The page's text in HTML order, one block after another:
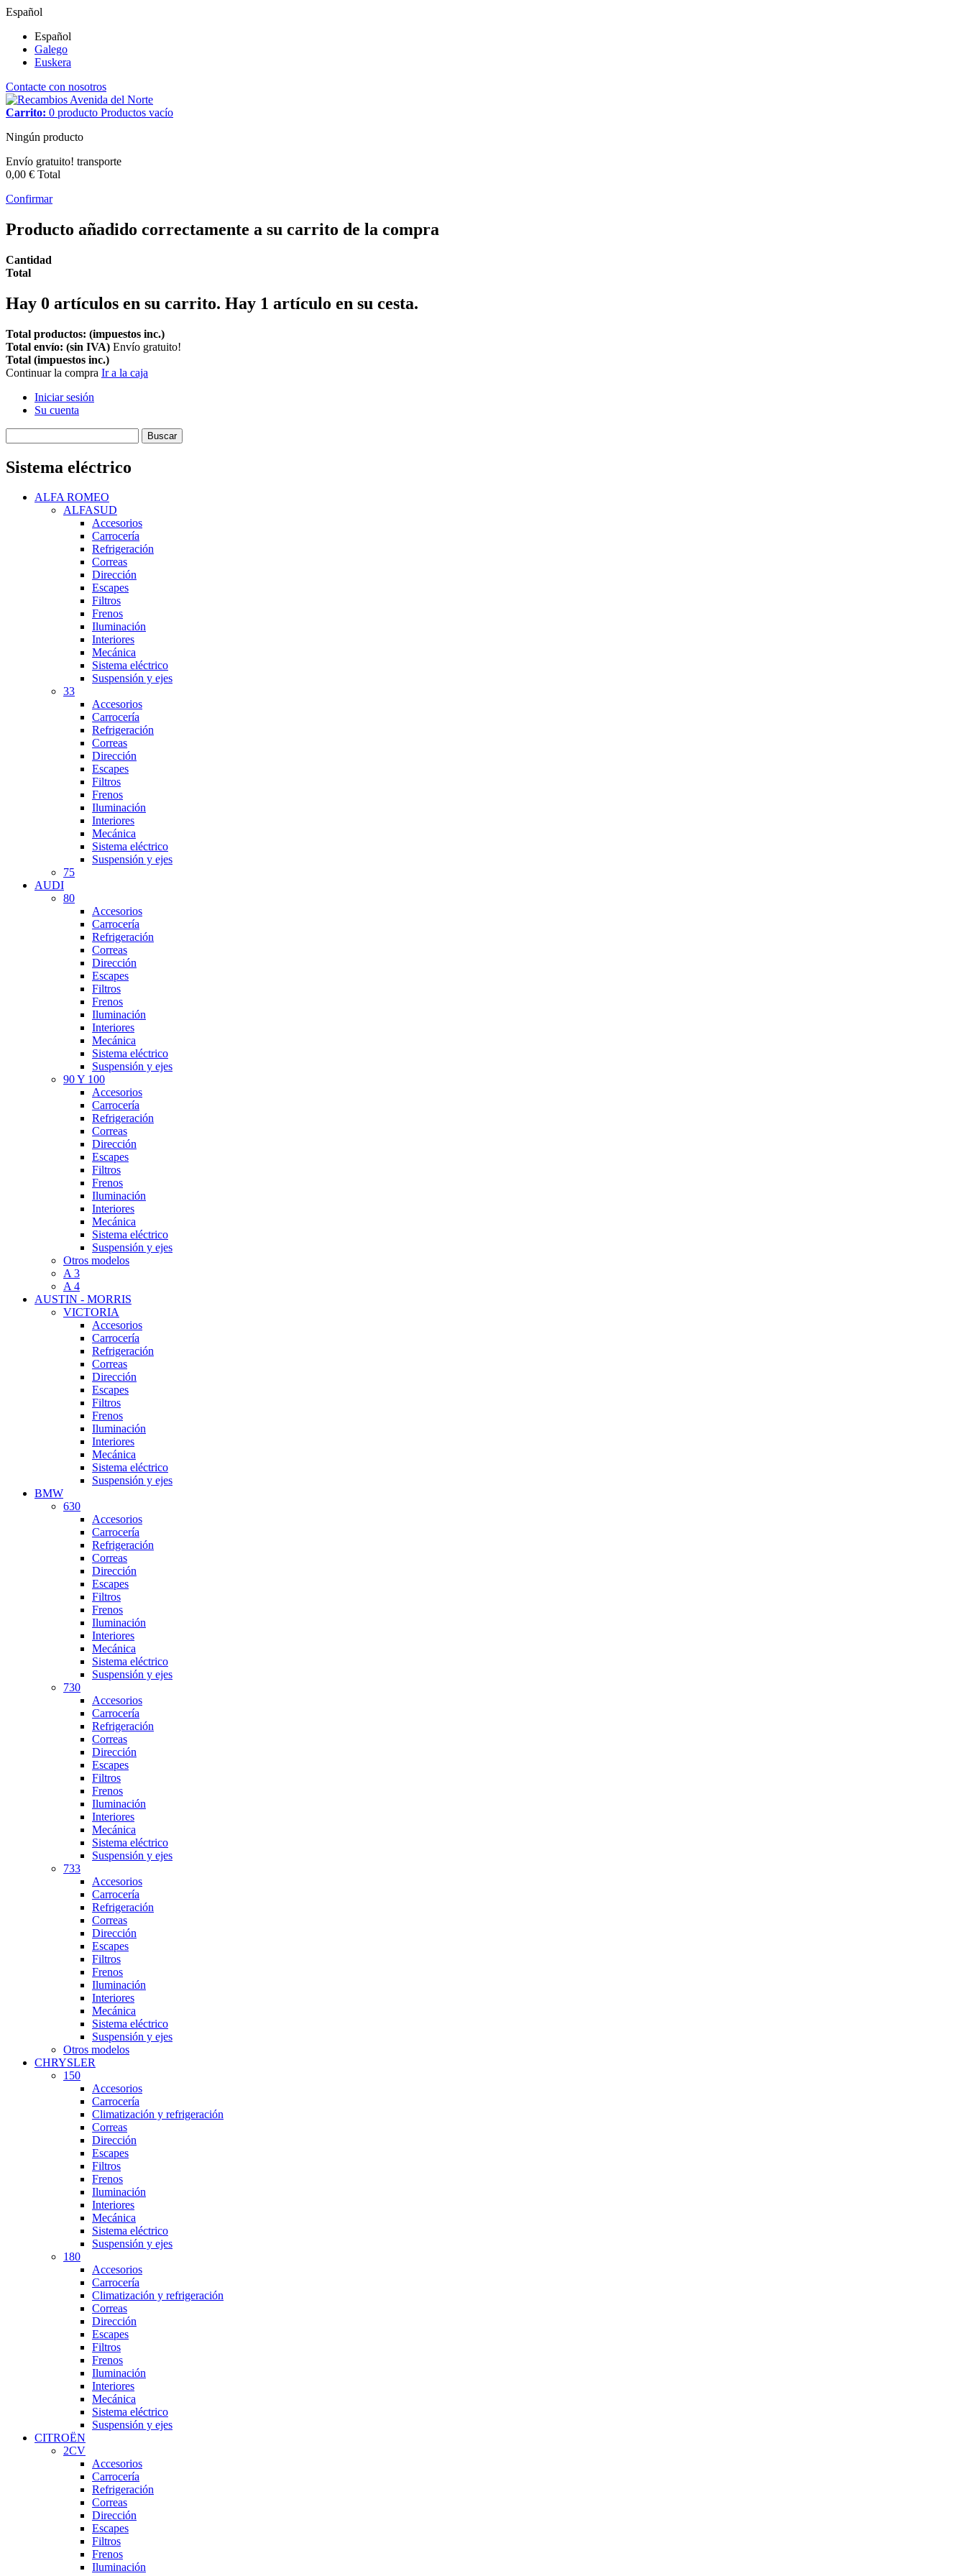
Español
Español
Galego
Euskera
Contacte con nosotros
Carrito: 0 producto Productos vacío
Ningún producto
Envío gratuito! transporte
0,00 € Total
Confirmar
Producto añadido correctamente a su carrito de la compra
Cantidad
Total
Hay 0 artículos en su carrito. Hay 1 artículo en su cesta.
Total productos: (impuestos inc.)
Total envío: (sin IVA) Envío gratuito!
Total (impuestos inc.)
Continuar la compra Ir a la caja
Iniciar sesión
Su cuenta
Buscar
Sistema eléctrico
ALFA ROMEO
ALFASUD
Accesorios
Carrocería
Refrigeración
Correas
Dirección
Escapes
Filtros
Frenos
Iluminación
Interiores
Mecánica
Sistema eléctrico
Suspensión y ejes
33
Accesorios
Carrocería
Refrigeración
Correas
Dirección
Escapes
Filtros
Frenos
Iluminación
Interiores
Mecánica
Sistema eléctrico
Suspensión y ejes
75
AUDI
80
Accesorios
Carrocería
Refrigeración
Correas
Dirección
Escapes
Filtros
Frenos
Iluminación
Interiores
Mecánica
Sistema eléctrico
Suspensión y ejes
90 Y 100
Accesorios
Carrocería
Refrigeración
Correas
Dirección
Escapes
Filtros
Frenos
Iluminación
Interiores
Mecánica
Sistema eléctrico
Suspensión y ejes
Otros modelos
A 3
A 4
AUSTIN - MORRIS
VICTORIA
Accesorios
Carrocería
Refrigeración
Correas
Dirección
Escapes
Filtros
Frenos
Iluminación
Interiores
Mecánica
Sistema eléctrico
Suspensión y ejes
BMW
630
Accesorios
Carrocería
Refrigeración
Correas
Dirección
Escapes
Filtros
Frenos
Iluminación
Interiores
Mecánica
Sistema eléctrico
Suspensión y ejes
730
Accesorios
Carrocería
Refrigeración
Correas
Dirección
Escapes
Filtros
Frenos
Iluminación
Interiores
Mecánica
Sistema eléctrico
Suspensión y ejes
733
Accesorios
Carrocería
Refrigeración
Correas
Dirección
Escapes
Filtros
Frenos
Iluminación
Interiores
Mecánica
Sistema eléctrico
Suspensión y ejes
Otros modelos
CHRYSLER
150
Accesorios
Carrocería
Climatización y refrigeración
Correas
Dirección
Escapes
Filtros
Frenos
Iluminación
Interiores
Mecánica
Sistema eléctrico
Suspensión y ejes
180
Accesorios
Carrocería
Climatización y refrigeración
Correas
Dirección
Escapes
Filtros
Frenos
Iluminación
Interiores
Mecánica
Sistema eléctrico
Suspensión y ejes
CITROËN
2CV
Accesorios
Carrocería
Refrigeración
Correas
Dirección
Escapes
Filtros
Frenos
Iluminación